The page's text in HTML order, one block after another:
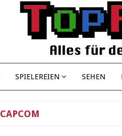
SPIELEREIEN SEHEN
CAPCOM